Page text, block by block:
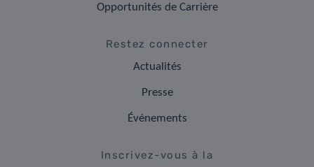
Opportunités de Carrière
Restez connecter
Actualités
Presse
Événements
Inscrivez-vous à la